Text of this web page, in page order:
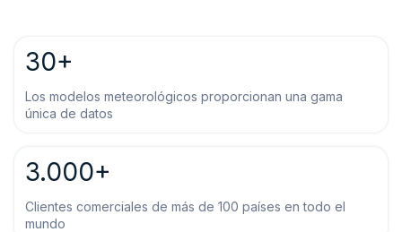
30+
Los modelos meteorológicos proporcionan una gama
única de datos
3.000+
Clientes comerciales de más de 100 países en todo el
mundo